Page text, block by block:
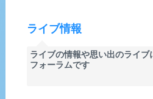
ライブ情報
ライブの情報や思い出のライブ
フォーラムです